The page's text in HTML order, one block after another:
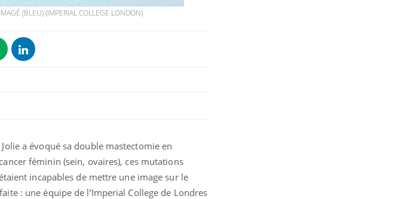
(BLEU) (IMPERIAL COLLEGE LONDON)
a évoqué sa double mastectomie en
féminin (sein, ovaires), ces mutations
incapables de mettre une image sur le
: une équipe de l’Imperial College de Londres